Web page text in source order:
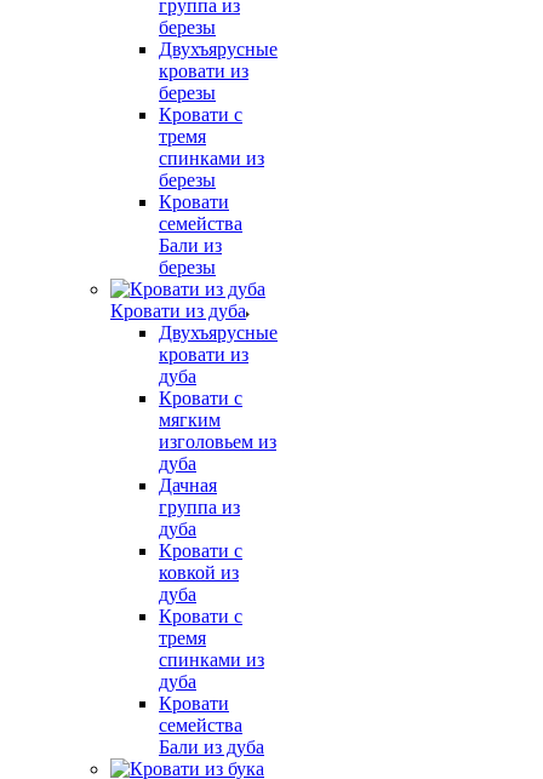
группа из
березы
Двухъярусные
кровати из
березы
Кровати с
тремя
спинками из
березы
Кровати
семейства
Бали из
березы
Кровати из дуба
Двухъярусные
кровати из
дуба
Кровати с
мягким
изголовьем из
дуба
Дачная
группа из
дуба
Кровати с
ковкой из
дуба
Кровати с
тремя
спинками из
дуба
Кровати
семейства
Бали из дуба